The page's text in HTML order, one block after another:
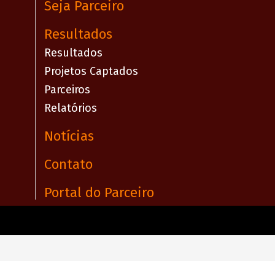
Seja Parceiro
Resultados
Resultados
Projetos Captados
Parceiros
Relatórios
Notícias
Contato
Portal do Parceiro